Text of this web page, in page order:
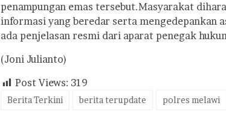
penampungan emas tersebut.Masyarakat
informasi yang beredar serta mengedepankan
ada penjelasan resmi dari aparat penegak
(Joni Julianto)
Post Views: 319
Berita Terkini berita terupdate polres melawi